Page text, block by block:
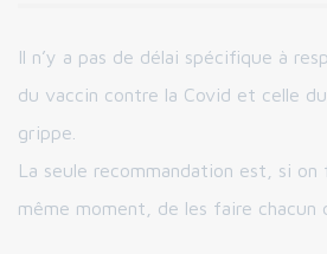
Il n’y a pas de délai spécifique à
du vaccin contre la Covid et celle
grippe.
La seule recommandation est, si
même moment, de les faire chacun